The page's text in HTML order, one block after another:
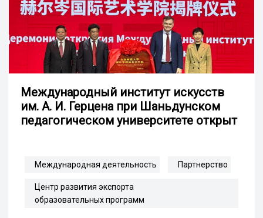
Международный институт искусств
им. А. И. Герцена при Шаньдунском
педагогическом университете открыт
Международная деятельность Партнерство
Центр развития экспорта
образовательных программ